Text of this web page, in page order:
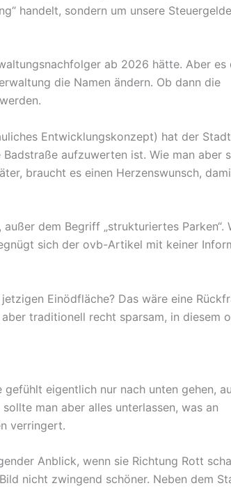
handelt, sondern um unsere
ab 2026 hätte. Aber es
die Namen ändern. Ob dann die
Entwicklungskonzept) hat der Stadt
Badstraße aufzuwerten ist. Wie man aber
braucht es einen Herzenswunsch,
dem Begriff „strukturiertes Parken“.
sich der ovb-Artikel mit keiner
Einödfläche? Das wäre eine
traditionell recht sparsam, in diesem
eigentlich nur nach unten gehen,
man aber alles unterlassen, was an
verringert.
Anblick, wenn sie Richtung Rott
nicht zwingend schöner. Neben dem